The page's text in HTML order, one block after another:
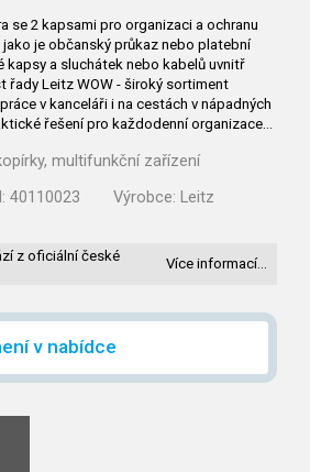
se 2 kapsami pro organizaci a ochranu
je občanský průkaz nebo platební
kapsy a sluchátek nebo kabelů uvnitř
řady Leitz WOW - široký sortiment
v kanceláři i na cestách v nápadných
řešení pro každodenní organizace…
multifunkční zařízení
40110023 Výrobce: Leitz
z oficiální české
Více informací…
v nabídce